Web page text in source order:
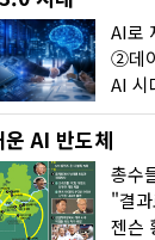
운 AI 반도체